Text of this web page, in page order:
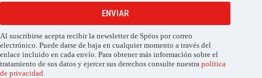
ENVIAR
Al suscribirse acepta recibir la newsletter de Spéos por correo
electrónico. Puede darse de baja en cualquier momento a través del
enlace incluido en cada envío. Para obtener más información sobre el
tratamiento de sus datos y ejercer sus derechos consulte nuestra política
de privacidad.